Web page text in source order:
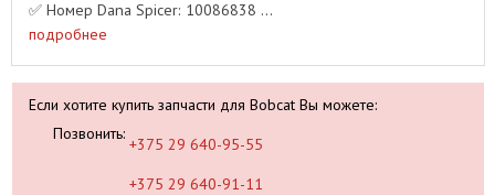
✅ Номер Dana Spicer: 10086838 ...
подробнее
Если хотите купить запчасти для Bobcat Вы можете:
Позвонить:
+375 29 640-95-55
+375 29 640-91-11